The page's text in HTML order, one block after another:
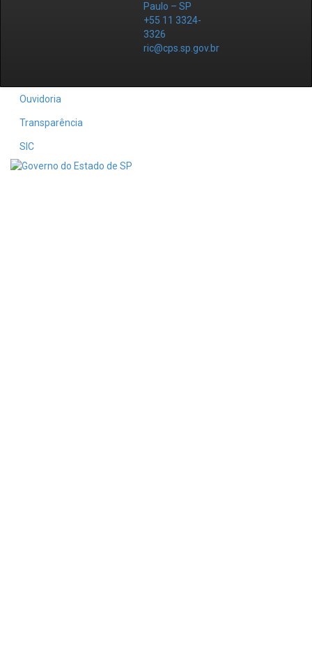
Paulo – SP
+55 11 3324-
3326
ric@cps.sp.gov.br
Ouvidoria
Transparência
SIC